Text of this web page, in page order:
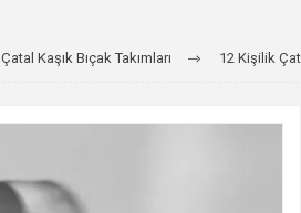
Çatal Kaşık Bıçak Takımları 12 Kişilik